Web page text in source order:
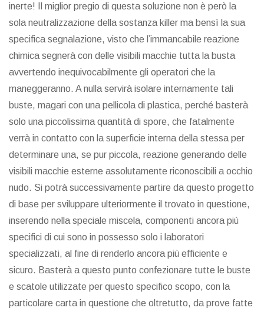
inerte! Il miglior pregio di questa soluzione non è però la
sola neutralizzazione della sostanza killer ma bensì la sua
specifica segnalazione, visto che l’immancabile reazione
chimica segnerà con delle visibili macchie tutta la busta
avvertendo inequivocabilmente gli operatori che la
maneggeranno. A nulla servirà isolare internamente tali
buste, magari con una pellicola di plastica, perché basterà
solo una piccolissima quantità di spore, che fatalmente
verrà in contatto con la superficie interna della stessa per
determinare una, se pur piccola, reazione generando delle
visibili macchie esterne assolutamente riconoscibili a occhio
nudo. Si potrà successivamente partire da questo progetto
di base per sviluppare ulteriormente il trovato in questione,
inserendo nella speciale miscela, componenti ancora più
specifici di cui sono in possesso solo i laboratori
specializzati, al fine di renderlo ancora più efficiente e
sicuro. Basterà a questo punto confezionare tutte le buste
e scatole utilizzate per questo specifico scopo, con la
particolare carta in questione che oltretutto, da prove fatte